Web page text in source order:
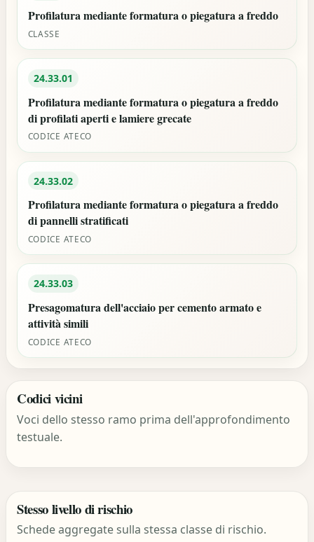
Profilatura mediante formatura o piegatura a freddo
CLASSE
24.33.01
Profilatura mediante formatura o piegatura a freddo
di profilati aperti e lamiere grecate
CODICE ATECO
24.33.02
Profilatura mediante formatura o piegatura a freddo
di pannelli stratificati
CODICE ATECO
24.33.03
Presagomatura dell'acciaio per cemento armato e
attività simili
CODICE ATECO
Codici vicini
Voci dello stesso ramo prima dell'approfondimento
testuale.
Stesso livello di rischio
Schede aggregate sulla stessa classe di rischio.